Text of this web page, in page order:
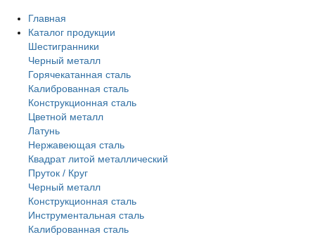
Главная
Каталог продукции
Шестигранники
Черный металл
Горячекатанная сталь
Калиброванная сталь
Конструкционная сталь
Цветной металл
Латунь
Нержавеющая сталь
Квадрат литой металлический
Пруток / Круг
Черный металл
Конструкционная сталь
Инструментальная сталь
Калиброванная сталь